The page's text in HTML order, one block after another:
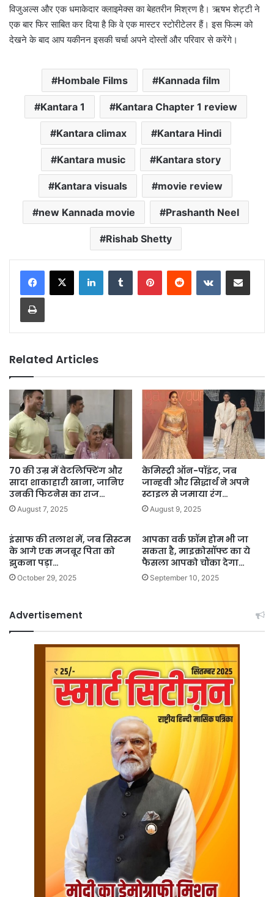
विजुअल्स और एक धमाकेदार क्लाइमेक्स का बेहतरीन मिश्रण है। ऋषभ शेट्टी ने
एक बार फिर साबित कर दिया है कि वे एक मास्टर स्टोरीटेलर हैं। इस फिल्म को
देखने के बाद आप यकीनन इसकी चर्चा अपने दोस्तों और परिवार से करेंगे।
Hombale Films Kannada film
Kantara 1 Kantara Chapter 1 review
Kantara climax Kantara Hindi
Kantara music Kantara story
Kantara visuals movie review
new Kannada movie Prashanth Neel
Rishab Shetty
LinkedInTumblr PinterestReddit VKontakteShare via Email
Print
Related Articles
70 की उम्र में वेटलिफ्टिंग और
सादा शाकाहारी खाना, जानिए
उनकी फिटनेस का राज…
August 7, 2025
केमिस्ट्री ऑन-पॉइंट, जब
जान्हवी और सिद्धार्थ ने अपने
स्टाइल से जमाया रंग…
August 9, 2025
इंसाफ की तलाश में, जब सिस्टम
के आगे एक मजबूर पिता को
झुकना पड़ा…
October 29, 2025
आपका वर्क फ्रॉम होम भी जा
सकता है, माइक्रोसॉफ्ट का ये
फैसला आपको चौंका देगा…
September 10, 2025
Advertisement